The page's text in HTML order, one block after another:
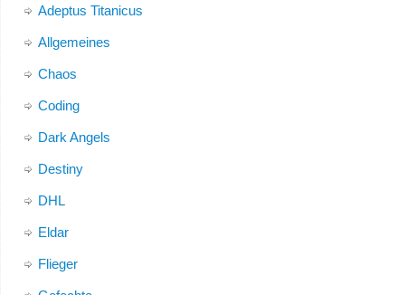
Adeptus Titanicus
Allgemeines
Chaos
Coding
Dark Angels
Destiny
DHL
Eldar
Flieger